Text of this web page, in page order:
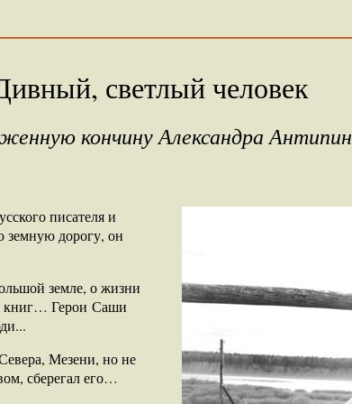
светлый человек
кончину Александра
писателя и
земную дорогу, он
земле, о жизни
книг… Герои Саши
Мезени, но не
сберегал его…